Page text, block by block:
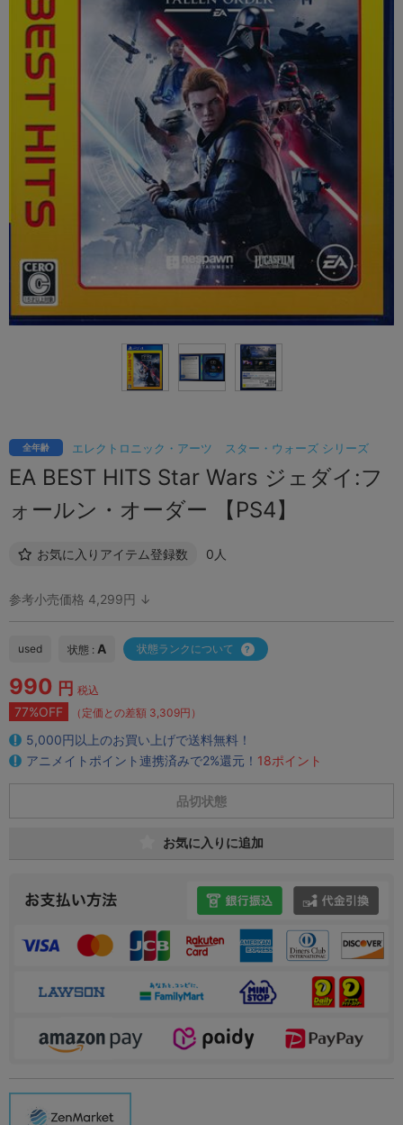
エレクトロニック・アーツ スター・ウォーズ シリーズ
全年齢
EA BEST HITS Star Wars ジェダイ:フ
ォールン・オーダー 【PS4】
お気に入りアイテム登録数 0人
参考小売価格 4,299円 ↓
used 状態 : A 状態ランクについて
990 円 税込
77%OFF （定価との差額 3,309円）
5,000円以上のお買い上げで送料無料！
アニメイトポイント連携済みで2%還元！ 18ポイント
品切状態
お気に入りに追加